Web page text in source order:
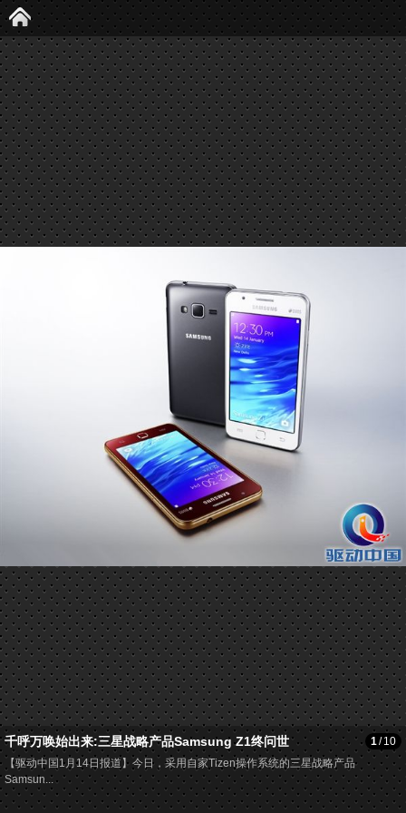
千呼万唤始出来:三星战略产品Samsung Z1终问世
【驱动中国1月14日报道】今日，采用自家Tizen操作系统的三星战略产品
Samsun...
1/ 10